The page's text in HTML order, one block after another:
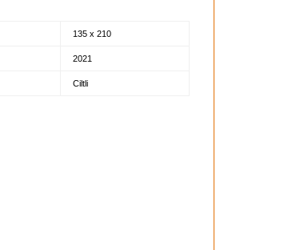
135 x 210
2021
Ciltli